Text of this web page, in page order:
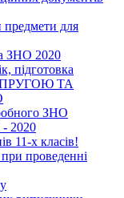
предмети для
ЗНО 2020
підготовка
ТА
ЗНО
2020
11-х класів!
проведенні